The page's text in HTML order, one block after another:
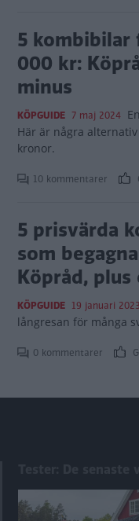
5 kombibilar
000 kr:
minus
KÖPGUIDE 7 maj 2024
Här är några
kronor.
10 kommentarer
5 prisvärda
som
Köpråd, plus
KÖPGUIDE 19 januari 2023
långresan för många
0 kommentarer